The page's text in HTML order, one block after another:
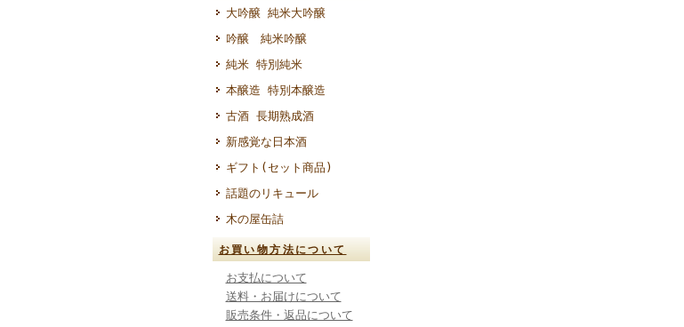
大吟醸 純米大吟醸
吟醸 純米吟醸
純米 特別純米
本醸造 特別本醸造
古酒 長期熟成酒
新感覚な日本酒
ギフト(セット商品)
話題のリキュール
木の屋缶詰
お買い物方法について
お支払について
送料・お届けについて
販売条件・返品について